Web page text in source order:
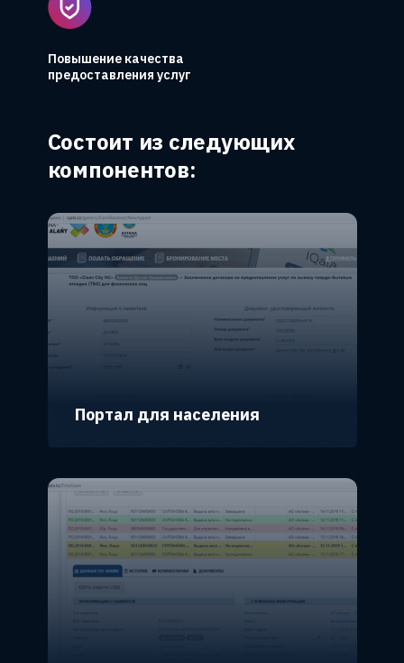
Повышение качества
предоставления услуг
Состоит из следующих
компонентов:
Портал для населения